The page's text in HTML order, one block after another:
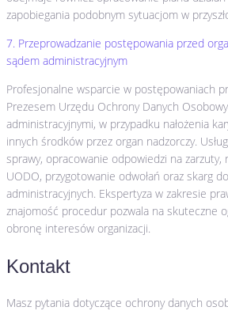
zapobiegania podobnym sytuacjom w
7. Przeprowadzanie postępowania przed
sądem administracyjnym
Profesjonalne wsparcie w postępowaniach
Prezesem Urzędu Ochrony Danych
administracyjnymi, w przypadku nałożenia
innych środków przez organ nadzorczy.
sprawy, opracowanie odpowiedzi na
UODO, przygotowanie odwołań oraz skarg
administracyjnych. Ekspertyza w zakresie
znajomość procedur pozwala na skuteczne
obronę interesów organizacji.
Kontakt
Masz pytania dotyczące ochrony danych